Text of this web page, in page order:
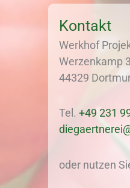
Kontakt
Werkhof
Werzenkamp
44329
Tel. +49 231
oder nutzen